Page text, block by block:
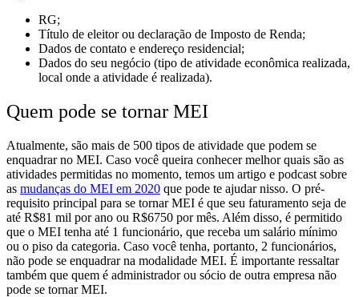
RG;
Título de eleitor ou declaração de Imposto de Renda;
Dados de contato e endereço residencial;
Dados do seu negócio (tipo de atividade econômica realizada,
local onde a atividade é realizada).
Quem pode se tornar MEI
Atualmente, são mais de 500 tipos de atividade que podem se
enquadrar no MEI. Caso você queira conhecer melhor quais são as
atividades permitidas no momento, temos um artigo e podcast sobre
as mudanças do MEI em 2020 que pode te ajudar nisso. O pré-
requisito principal para se tornar MEI é que seu faturamento seja de
até R$81 mil por ano ou R$6750 por mês. Além disso, é permitido
que o MEI tenha até 1 funcionário, que receba um salário mínimo
ou o piso da categoria. Caso você tenha, portanto, 2 funcionários,
não pode se enquadrar na modalidade MEI. É importante ressaltar
também que quem é administrador ou sócio de outra empresa não
pode se tornar MEI.